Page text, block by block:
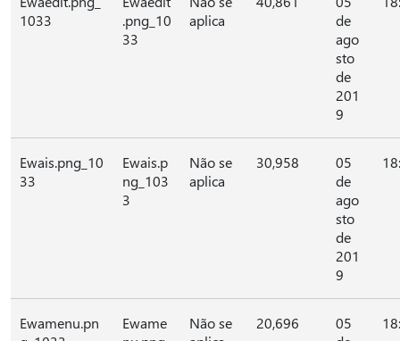
1033
.png_10
33
aplica
de
ago
sto
de
201
9
Ewais.png_10
33
Ewais.p
ng_103
3
Não se
aplica
30,958
05
de
ago
sto
de
201
9
Ewamenu.pn
Ewame
Não se
20,696
05